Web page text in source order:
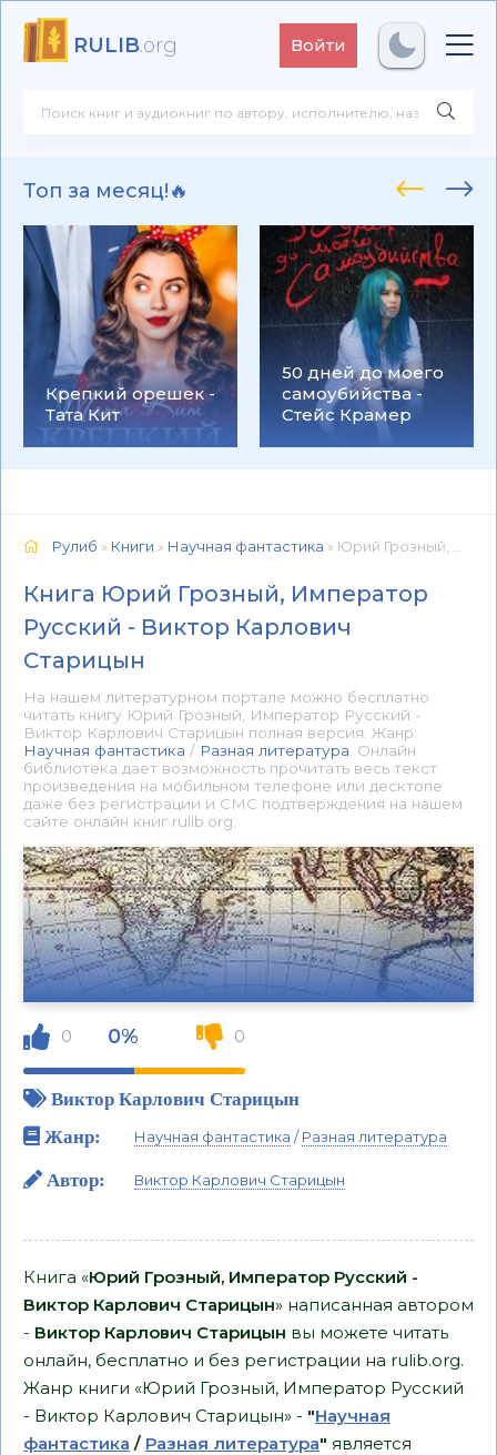
RULIB.org Войти
Топ за месяц!🔥
Крепкий орешек -
Тата Кит
50 дней до моего
самоубийства -
Стейс Крамер
Рулиб » Книги » Научная фантастика » Юрий Грозный, Император Русский - Виктор Карлович Старицын 📕 - Книга онлайн бесплатно
Книга Юрий Грозный, Император
Русский - Виктор Карлович
Старицын
На нашем литературном портале можно бесплатно
читать книгу Юрий Грозный, Император Русский -
Виктор Карлович Старицын полная версия. Жанр:
Научная фантастика / Разная литература . Онлайн
библиотека дает возможность прочитать весь текст
произведения на мобильном телефоне или десктопе
даже без регистрации и СМС подтверждения на нашем
сайте онлайн книг rulib.org.
0 0% 0
Виктор Карлович Старицын
Жанр:
Научная фантастика /Разная литература
Автор: Виктор Карлович Старицын
Книга «Юрий Грозный, Император Русский -
Виктор Карлович Старицын» написанная автором
- Виктор Карлович Старицын вы можете читать
онлайн, бесплатно и без регистрации на rulib.org.
Жанр книги «Юрий Грозный, Император Русский
- Виктор Карлович Старицын» - "Научная
фантастика / Разная литература" является